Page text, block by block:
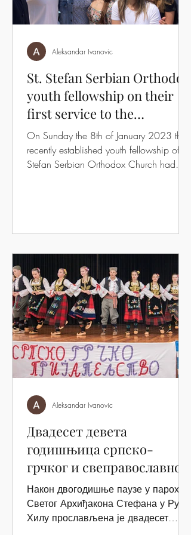
St. Stefan Serbian Orthodox
youth fellowship on their
first service to the
community
On Sunday the 8th of January 2023 the
recently established youth fellowship of St.
Stefan Serbian Orthodox Church had
Aleksandar Ivanovic
Двадесет девета
годишњица српско-
грчког и свеправославног
пријатељства
Након двогодишње паузе у парохији
Светог Архиђакона Стефана у Рути
Хилу прослављена је двадесет
Aleksandar Ivanovic